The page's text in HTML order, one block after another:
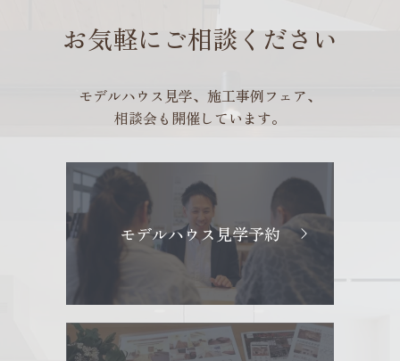
お気軽にご相談ください
モデルハウス見学、施工事例フェア、
相談会も開催しています。
モデルハウス見学予約